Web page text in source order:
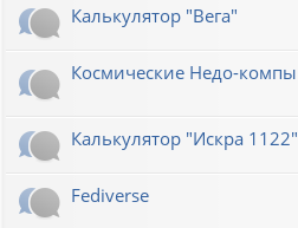
Калькулятор "Вега"
Космические Недо-компы
Калькулятор "Искра 1122"
Fediverse